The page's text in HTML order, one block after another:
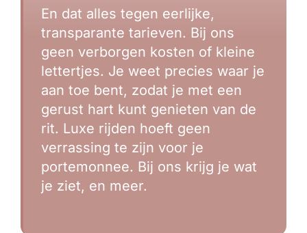
En dat alles tegen eerlijke,
transparante tarieven. Bij ons
geen verborgen kosten of kleine
lettertjes. Je weet precies waar je
aan toe bent, zodat je met een
gerust hart kunt genieten van de
rit. Luxe rijden hoeft geen
verrassing te zijn voor je
portemonnee. Bij ons krijg je wat
je ziet, en meer.